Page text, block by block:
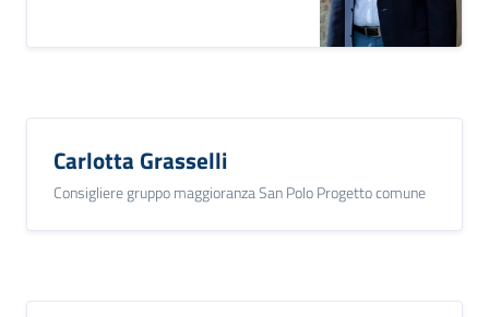
Carlotta Grasselli
Consigliere gruppo maggioranza San Polo Progetto comune